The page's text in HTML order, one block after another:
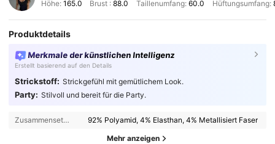
Höhe: 165.0 Brust :88.0 Taillenumfang: 60.0 Hüftungsumfang:
Produktdetails
Merkmale der künstlichen Intelligenz
Erstellt basierend auf den Details
Strickstoff: Strickgefühl mit gemütlichem Look.
Party: Stilvoll und bereit für die Party.
Zusammensetzung: 92% Polyamid, 4% Elasthan, 4% Metallisiert Faser
Mehr anzeigen